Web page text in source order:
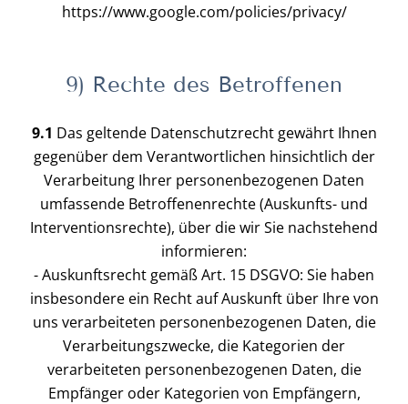
https://www.google.com/policies/privacy/
9) Rechte des Betroffenen
9.1 Das geltende Datenschutzrecht gewährt Ihnen
gegenüber dem Verantwortlichen hinsichtlich der
Verarbeitung Ihrer personenbezogenen Daten
umfassende Betroffenenrechte (Auskunfts- und
Interventionsrechte), über die wir Sie nachstehend
informieren:
- Auskunftsrecht gemäß Art. 15 DSGVO: Sie haben
insbesondere ein Recht auf Auskunft über Ihre von
uns verarbeiteten personenbezogenen Daten, die
Verarbeitungszwecke, die Kategorien der
verarbeiteten personenbezogenen Daten, die
Empfänger oder Kategorien von Empfängern,